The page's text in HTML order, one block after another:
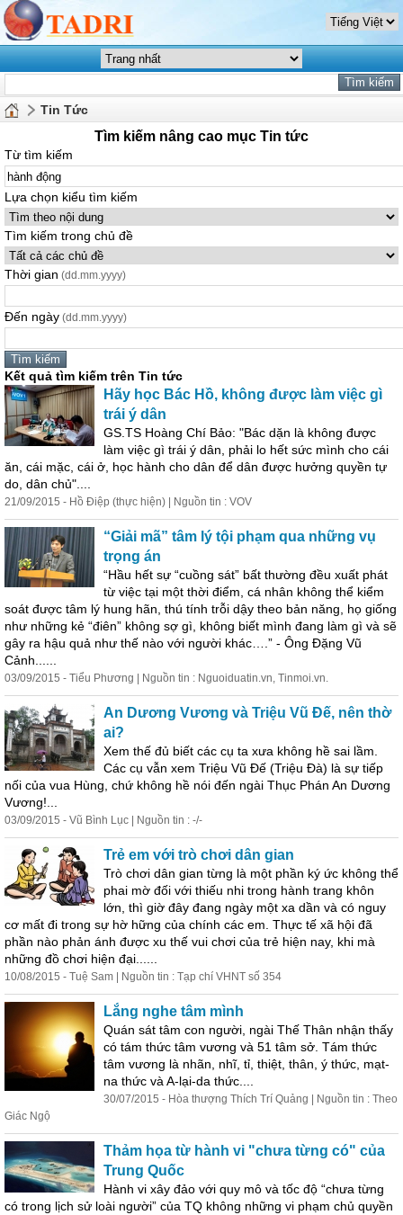
Tin Tức
Tìm kiếm nâng cao mục Tin tức
Từ tìm kiếm
Lựa chọn kiểu tìm kiếm
Tìm kiếm trong chủ đề
Thời gian (dd.mm.yyyy)
Đến ngày (dd.mm.yyyy)
Kết quả tìm kiếm trên Tin tức
Hãy học Bác Hồ, không được làm việc gì
trái ý dân
GS.TS Hoàng Chí Bảo: "Bác dặn là không được
làm việc gì trái ý dân, phải lo hết sức mình cho cái
ăn, cái mặc, cái ở, học hành cho dân để dân được hưởng quyền tự
do, dân chủ"....
21/09/2015 - Hồ Điệp (thực hiện) | Nguồn tin : VOV
“Giải mã” tâm lý tội phạm qua những vụ
trọng án
“Hầu hết sự “cuồng sát” bất thường đều xuất phát
từ việc tại một thời điểm, cá nhân không thể kiểm
soát được tâm lý hung hãn, thú tính trỗi dậy theo bản năng, họ giống
như những kẻ “điên” không sợ gì, không biết mình đang làm gì và sẽ
gây ra hậu quả như thế nào với người khác….” - Ông Đặng Vũ
Cảnh......
03/09/2015 - Tiểu Phương | Nguồn tin : Nguoiduatin.vn, Tinmoi.vn.
An Dương Vương và Triệu Vũ Đế, nên thờ
ai?
Xem thế đủ biết các cụ ta xưa không hề sai lầm.
Các cụ vẫn xem Triệu Vũ Đế (Triệu Đà) là sự tiếp
nối của vua Hùng, chứ không hề nói đến ngài Thục Phán An Dương
Vương!...
03/09/2015 - Vũ Bình Lục | Nguồn tin : -/-
Trẻ em với trò chơi dân gian
Trò chơi dân gian từng là một phần ký ức không thể
phai mờ đối với thiếu nhi trong hành trang khôn
lớn, thì giờ đây đang ngày một xa dần và có nguy
cơ mất đi trong sự hờ hững của chính các em. Thực tế xã hội đã
phần nào phản ánh được xu thế vui chơi của trẻ hiện nay, khi mà
những đồ chơi hiện đại......
10/08/2015 - Tuệ Sam | Nguồn tin : Tạp chí VHNT số 354
Lắng nghe tâm mình
Quán sát tâm con người, ngài Thế Thân nhận thấy
có tám thức tâm vương và 51 tâm sở. Tám thức
tâm vương là nhãn, nhĩ, tỉ, thiệt, thân, ý thức, mạt-
na thức và A-lại-da thức....
30/07/2015 - Hòa thượng Thích Trí Quảng | Nguồn tin : Theo
Giác Ngộ
Thảm họa từ hành vi "chưa từng có" của
Trung Quốc
Hành vi xây đảo với quy mô và tốc độ “chưa từng
có trong lịch sử loài người” của TQ không những vi phạm chủ quyền